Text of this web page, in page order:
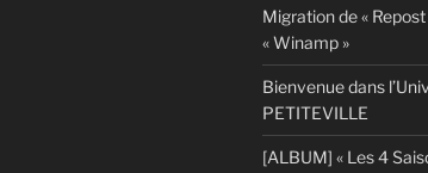
Migration de «
« Winamp »
Bienvenue dans
PETITEVILLE
[ALBUM] « Les 4